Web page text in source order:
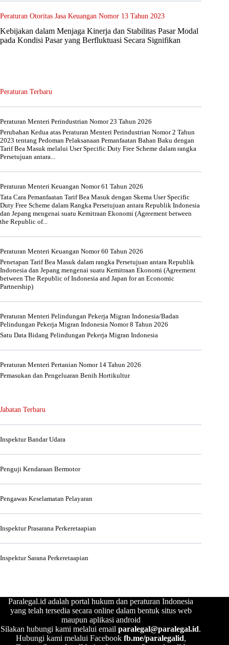
Peraturan Otoritas Jasa Keuangan Nomor 13 Tahun 2023
Kebijakan dalam Menjaga Kinerja dan Stabilitas Pasar Modal
pada Kondisi Pasar yang Berfluktuasi Secara Signifikan
Peraturan Terbaru
Peraturan Menteri Perindustrian Nomor 23 Tahun 2026
Perubahan Kedua atas Peraturan Menteri Perindustrian Nomor 2 Tahun
2023 tentang Pedoman Pelaksanaan Pemanfaatan Bahan Baku dengan
Tarif Bea Masuk melalui User Specific Duty Free Scheme dalam rangka
Persetujuan antara...
Peraturan Menteri Keuangan Nomor 61 Tahun 2026
Tata Cara Pemanfaatan Tarif Bea Masuk dengan Skema User Specific
Duty Free Scheme dalam Rangka Persetujuan antara Republik Indonesia
dan Jepang mengenai suatu Kemitraan Ekonomi (Agreement between
the Republic of...
Peraturan Menteri Keuangan Nomor 60 Tahun 2026
Penetapan Tarif Bea Masuk dalam rangka Persetujuan antara Republik
Indonesia dan Jepang mengenai suatu Kemitraan Ekonomi (Agreement
between The Republic of Indonesia and Japan for an Economic
Partnership)
Peraturan Menteri Pelindungan Pekerja Migran Indonesia/Badan
Pelindungan Pekerja Migran Indonesia Nomor 8 Tahun 2026
Satu Data Bidang Pelindungan Pekerja Migran Indonesia
Peraturan Menteri Pertanian Nomor 14 Tahun 2026
Pemasukan dan Pengeluaran Benih Hortikultur
Jabatan Terbaru
Inspektur Bandar Udara
Penguji Kendaraan Bermotor
Pengawas Keselamatan Pelayaran
Inspektur Prasarana Perkeretaapian
Inspektur Sarana Perkeretaapian
Paralegal.id adalah portal hukum dan peraturan Indonesia
yang telah tersedia secara online dalam bentuk situs web
maupun aplikasi android
Silakan hubungi kami melalui emailparalegal@paralegal.id.
Hubungi kami melalui Facebook fb.me/paralegalid,